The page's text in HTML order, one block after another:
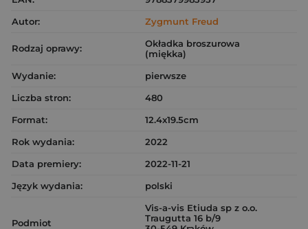
Autor:
Zygmunt Freud
Rodzaj oprawy:
Okładka broszurowa
(miękka)
Wydanie:
pierwsze
Liczba stron:
480
Format:
12.4x19.5cm
Rok wydania:
2022
Data premiery:
2022-11-21
Język wydania:
polski
Podmiot
Vis-a-vis Etiuda sp z o.o.
Traugutta 16 b/9